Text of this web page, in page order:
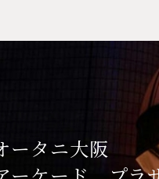
ータニ大阪